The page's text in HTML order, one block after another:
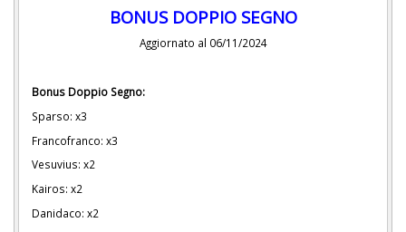
BONUS DOPPIO SEGNO
Aggiornato al 06/11/2024
Bonus Doppio Segno:
Sparso: x3
Francofranco: x3
Vesuvius: x2
Kairos: x2
Danidaco: x2